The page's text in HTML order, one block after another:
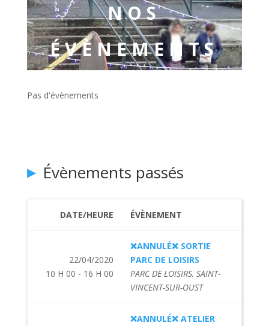
NOS
ÉVÈNEMENTS
Pas d'évènements
Évènements passés
DATE/HEURE ÉVÈNEMENT
22/04/2020
10 H 00 - 16 H 00
❌ANNULÉ❌ SORTIE
PARC DE LOISIRS
PARC DE LOISIRS, SAINT-
VINCENT-SUR-OUST
❌ANNULÉ❌ ATELIER